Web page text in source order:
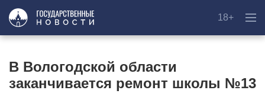
18+
В Вологодской области
заканчивается ремонт школы №13